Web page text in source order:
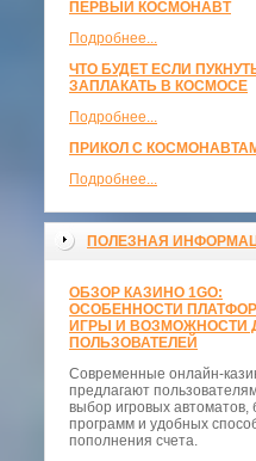
ПЕРВЫЙ КОСМОНАВТ
Подробнее...
ЧТО БУДЕТ ЕСЛИ
ЗАПЛАКАТЬ В КОСМОСЕ
Подробнее...
ПРИКОЛ С
Подробнее...
ПОЛЕЗНАЯ
ОБЗОР КАЗИНО 1GO:
ОСОБЕННОСТИ
ИГРЫ И ВОЗМОЖНОСТИ
ПОЛЬЗОВАТЕЛЕЙ
Современные онлайн-
предлагают
выбор игровых автоматов,
программ и удобных
пополнения счета.